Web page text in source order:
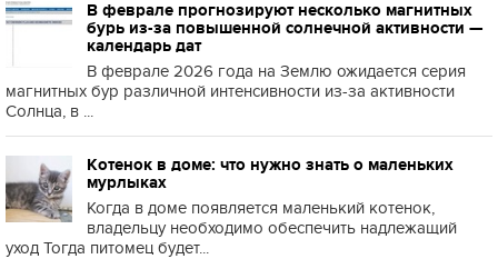
В феврале прогнозируют несколько магнитных
бурь из-за повышенной солнечной активности —
календарь дат
В феврале 2026 года на Землю ожидается серия
магнитных бур различной интенсивности из-за активности
Солнца, в ...
Котенок в доме: что нужно знать о маленьких
мурлыках
Когда в доме появляется маленький котенок,
владельцу необходимо обеспечить надлежащий
уход Тогда питомец будет...